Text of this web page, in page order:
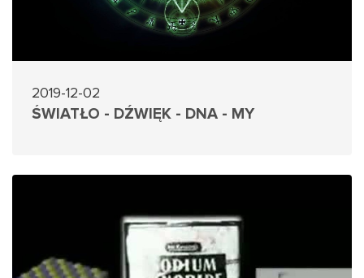
2019-12-02
ŚWIATŁO - DŹWIĘK - DNA - MY